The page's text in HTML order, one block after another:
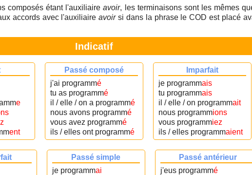
composés étant l'auxiliaireavoir, les terminaisons sont les mêmes
accords avec l'auxiliaireavoirsi dans la phrase le COD est placé
Indicatif
e
ent
Passé composé
j'ai programmé
tu as programmé
il / elle / on a programmé
nous avons programmé
vous avez programmé
ils / elles ont programmé
Imparfait
je programmais
tu programmais
il / elle / on programmait
nous programmions
vous programmiez
ils / elles programmaient
Passé simple
je programmai
Passé antérieur
j'eus programmé